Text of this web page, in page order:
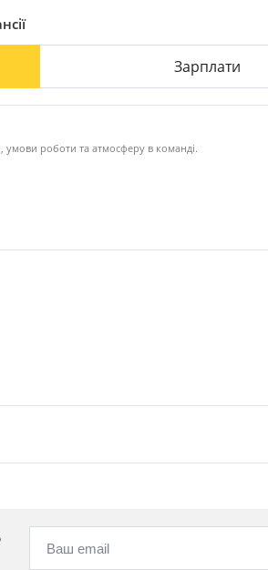
вибору виду і об’ємів палива. Шкідливі
енергонезалежне.
високий коефіцієнт корисної дії, який
«Ретра-3М» перевірена роками. В
Зарплати
умови роботи та атмосферу в команді.